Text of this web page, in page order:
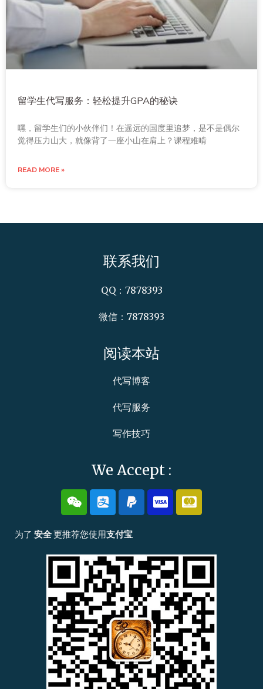
留学生代写服务：轻松提升GPA的秘诀
嘿，留学生们的小伙伴们！在遥远的国度里追梦，是不是偶尔
觉得压力山大，就像背了一座小山在肩上？课程难啃
READ MORE »
联系我们
QQ：7878393
微信：7878393
阅读本站
代写博客
代写服务
写作技巧
We Accept :
W
e
i
x
n
A
l
i
p
y
P
a
y
p
l
C
c
-
s
a
C
c
-
s
e
r
c
a
r
d
为了 安全更推荐您使用支付宝